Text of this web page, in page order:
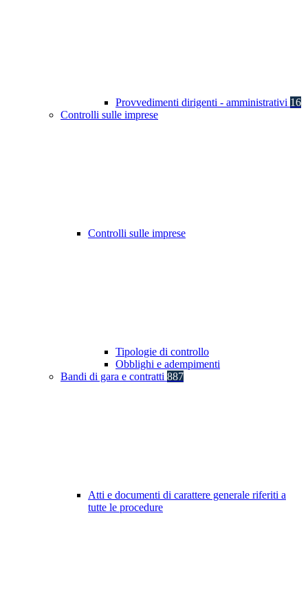
Provvedimenti dirigenti - amministrativi 16
Controlli sulle imprese
Controlli sulle imprese
Tipologie di controllo
Obblighi e adempimenti
Bandi di gara e contratti 887
Atti e documenti di carattere generale riferiti a
tutte le procedure